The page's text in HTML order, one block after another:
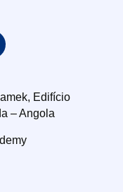
Edifício
– Angola